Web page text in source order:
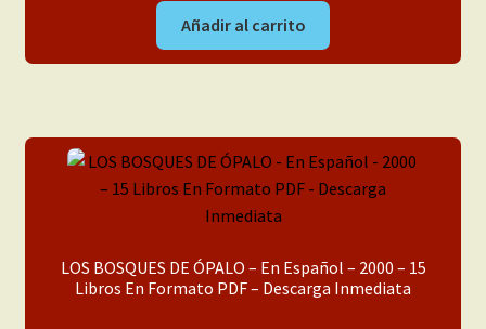
Añadir al carrito
LOS BOSQUES DE ÓPALO – En Español – 2000 – 15
Libros En Formato PDF – Descarga Inmediata